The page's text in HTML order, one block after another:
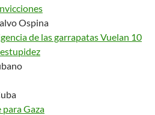
Ospina
de las garrapatas Vuelan 10
para Gaza